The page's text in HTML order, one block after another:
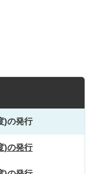
)の発行
)の発行